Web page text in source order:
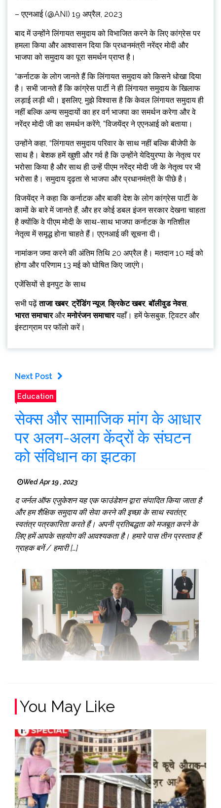
– एएनआई (@ANI) 19 अप्रैल, 2023
बाद में उन्होंने लिंगायत समुदाय को विभाजित करने के लिए कांग्रेस पर
हमला किया और आश्वासन दिया कि प्रधानमंत्री नरेंद्र मोदी और
भाजपा को समुदाय का पूरा समर्थन प्राप्त है।
“कर्नाटक के लोग जानते हैं कि लिंगायत समुदाय को किसने धोखा दिया
है। सभी जानते हैं कि कांग्रेस पार्टी ने ही लिंगायत समुदाय के खिलाफ
लड़ाई लड़ी थी। इसलिए, मुझे विश्वास है कि केवल लिंगायत समुदाय ही
नहीं बल्कि अन्य समुदायों का हर वर्ग भाजपा का समर्थन करेगा और वे
नरेंद्र मोदी जी का समर्थन करेंगे, ”विजयेंद्र ने एएनआई को बताया।
उन्होंने कहा, “लिंगायत समुदाय परिवार के साथ नहीं बल्कि बीजेपी के
साथ है। बेशक हमें खुशी और गर्व है कि उन्होंने येदियुरप्पा के नेतृत्व पर
भरोसा किया है और साथ ही उन्हें पीएम नरेंद्र मोदी जी के नेतृत्व पर भी
भरोसा है। समुदाय दृढ़ता से भाजपा और प्रधानमंत्री के पीछे है।
विजयेंद्र ने कहा कि कर्नाटक और बाकी देश के लोग कांग्रेस पार्टी के
कामों के बारे में जानते हैं, और हर कोई डबल इंजन सरकार देखना चाहता
है क्योंकि वे पीएम मोदी के साथ-साथ भाजपा कर्नाटक के गतिशील
नेतृत्व में समृद्ध होना चाहते हैं। एएनआई की सूचना दी।
नामांकन जमा करने की अंतिम तिथि 20 अप्रैल है। मतदान 10 मई को
होगा और परिणाम 13 मई को घोषित किए जाएंगे।
एजेंसियों से इनपुट के साथ
सभी पढ़ेंताजा खबर,ट्रेंडिंग न्यूज,क्रिकेट खबर,बॉलीवुड नेवस,
भारत समाचारऔरमनोरंजन समाचारयहाँ। हमें फेसबुक, ट्विटर और
इंस्टाग्राम पर फॉलो करें।
Next Post
Education
सेक्स और सामाजिक मांग के आधार
पर अलग-अलग केंद्रों के संघटन
को संविधान का झटका
Wed Apr 19 , 2023
द जर्नल ऑफ एजुकेशन यह एक फाउंडेशन द्वारा संपादित किया जाता है
और हम शैक्षिक समुदाय की सेवा करने की इच्छा के साथ स्वतंत्र,
स्वतंत्र पत्रकारिता करते हैं। अपनी प्रतिबद्धता को मजबूत करने के
लिए हमें आपके सहयोग की आवश्यकता है। हमारे पास तीन प्रस्ताव हैं:
ग्राहक बनें / हमारी […]
You May Like